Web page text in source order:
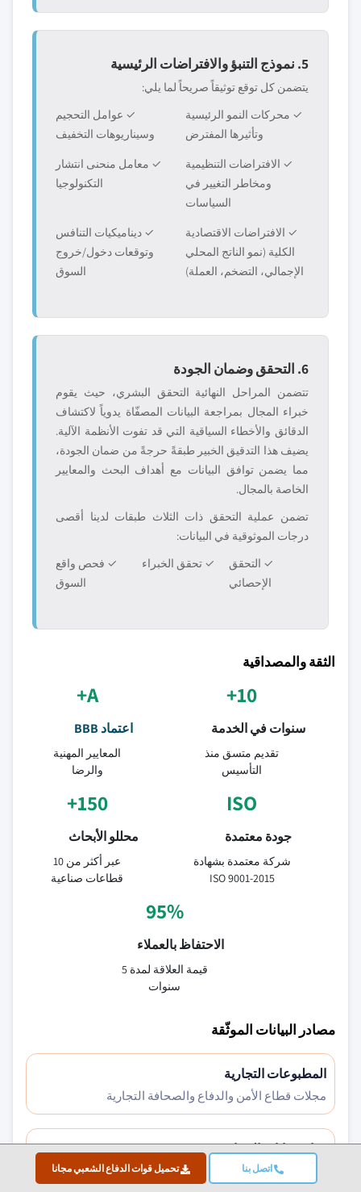
اتصل بنا تحميل قوات الدفاع الشعبي مجانا
5. نموذج التنبؤ والافتراضات الرئيسية
يتضمن كل توقع توثيقاً صريحاً لما يلي:
✓ محركات النمو الرئيسية
وتأثيرها المفترض
✓ عوامل التحجيم
وسيناريوهات التخفيف
✓ الافتراضات التنظيمية
ومخاطر التغيير في
السياسات
✓ معامل منحنى انتشار
التكنولوجيا
✓ الافتراضات الاقتصادية
الكلية (نمو الناتج المحلي
الإجمالي، التضخم، العملة)
✓ ديناميكيات التنافس
وتوقعات دخول/خروج
السوق
6. التحقق وضمان الجودة
تتضمن المراحل النهائية التحقق البشري، حيث يقوم
خبراء المجال بمراجعة البيانات المصفّاة يدوياً لاكتشاف
الدقائق والأخطاء السياقية التي قد تفوت الأنظمة الآلية.
يضيف هذا التدقيق الخبير طبقةً حرجةً من ضمان الجودة،
مما يضمن توافق البيانات مع أهداف البحث والمعايير
الخاصة بالمجال.
تضمن عملية التحقق ذات الثلاث طبقات لدينا أقصى
درجات الموثوقية في البيانات:
✓ التحقق
الإحصائي
✓ تحقق الخبراء
✓ فحص واقع
السوق
الثقة والمصداقية
10+
سنوات في الخدمة
تقديم متسق منذ
التأسيس
A+
اعتماد BBB
المعايير المهنية
والرضا
ISO
جودة معتمدة
شركة معتمدة بشهادة
ISO 9001-2015
150+
محللو الأبحاث
عبر أكثر من 10
قطاعات صناعية
95%
الاحتفاظ بالعملاء
قيمة العلاقة لمدة 5
سنوات
مصادر البيانات الموثّقة
المطبوعات التجارية
مجلات قطاع الأمن والدفاع والصحافة التجارية
قواعد بيانات الصناعة
قواعد بيانات السوق الخاصة والخارجية